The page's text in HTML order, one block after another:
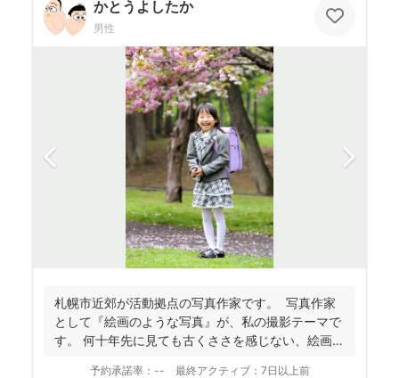
かとうよしたか
男性
札幌市近郊が活動拠点の写真作家です。 写真作家
として『絵画のような写真』が、私の撮影テーマで
す。 何十年先に見ても古くささを感じない、絵画の
予約承諾率： -- 最終アクティブ： 7日以上前